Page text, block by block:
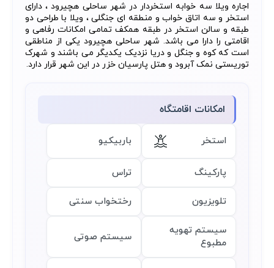
اجاره ویلا سه خوابه استخردار در شهر ساحلی هچیرود ، دارای
استخر و سه اتاق خواب و منطقه ای جنگلی ، ویلا با طراحی دو
طبقه و سالن استخر در طبقه همکف تمامی امکانات رفاهی و
اقامتی را دارا می باشد. شهر ساحلی هچیرود یکی از مناطقی
است که کوه و جنگل و دریا نزدیک یکدیگر می باشند و شهرک
توریستی نمک آبرود و هتل پارسیان خزر در این شهر قرار دارد.
امکانات اقامتگاه
استخر باربیکیو
پارکینگ تراس
تلویزیون رختخواب سنتی
سیستم تهویه
مطبوع
سیستم صوتی